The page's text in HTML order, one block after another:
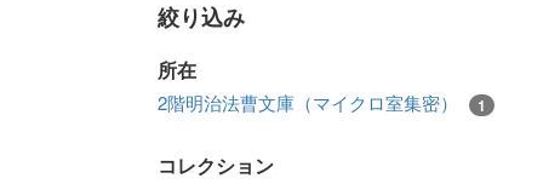
絞り込み
所在
2階明治法曹文庫（マイクロ室集密） 1
コレクション